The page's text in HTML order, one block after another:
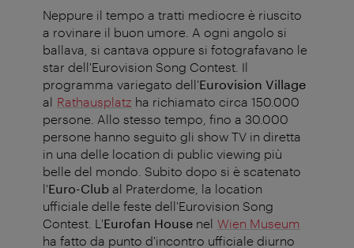
Neppure il tempo a tratti mediocre è riuscito
a rovinare il buon umore. A ogni angolo si
ballava, si cantava oppure si fotografavano le
star dell'Eurovision Song Contest. Il
programma variegato dell'Eurovision Village
al Rathausplatz ha richiamato circa 150.000
persone. Allo stesso tempo, fino a 30.000
persone hanno seguito gli show TV in diretta
in una delle location di public viewing più
belle del mondo. Subito dopo si è scatenato
l'Euro-Club al Praterdome, la location
ufficiale delle feste dell'Eurovision Song
Contest. L'Eurofan House nel Wien Museum
ha fatto da punto d'incontro ufficiale diurno